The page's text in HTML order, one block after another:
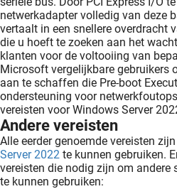
netwerkadapter volledig van deze
vertaalt in een snellere overdracht
die u hoeft te zoeken aan het
klanten voor de voltooiing van
Microsoft vergelijkbare gebruikers
aan te schaffen die Pre-boot
ondersteuning voor
vereisten voor Windows Server
Andere vereisten
Alle eerder genoemde vereisten
Server 2022 te kunnen gebruiken.
vereisten die nodig zijn om
te kunnen gebruiken: